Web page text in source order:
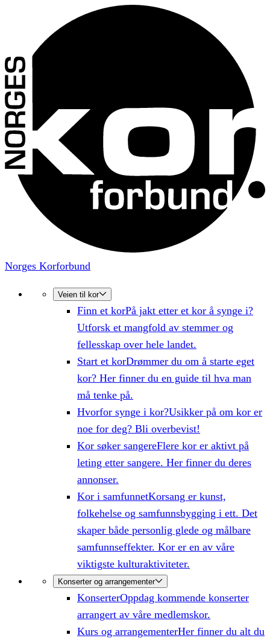
Norges Korforbund
Veien til kor
Finn et korPå jakt etter et kor å synge i?
Utforsk et mangfold av stemmer og
fellesskap over hele landet.
Start et korDrømmer du om å starte eget
kor? Her finner du en guide til hva man
må tenke på.
Hvorfor synge i kor?Usikker på om kor er
noe for deg? Bli overbevist!
Kor søker sangereFlere kor er aktivt på
leting etter sangere. Her finner du deres
annonser.
Kor i samfunnetKorsang er kunst,
folkehelse og samfunnsbygging i ett. Det
skaper både personlig glede og målbare
samfunnseffekter. Kor er en av våre
viktigste kulturaktiviteter.
Konserter og arrangementer
KonserterOppdag kommende konserter
arrangert av våre medlemskor.
Kurs og arrangementerHer finner du alt du